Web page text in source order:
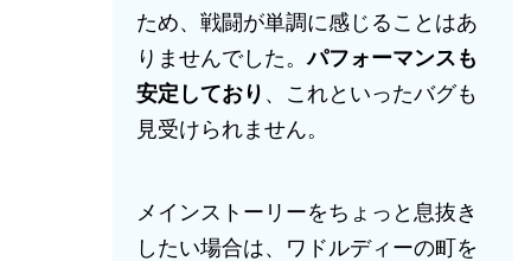
ため、戦闘が単調に感じることはあ
りませんでした。パフォーマンスも
安定しており 、これといったバグも
見受けられません。
メインストーリーをちょっと息抜き
したい場合は、ワドルディーの町を